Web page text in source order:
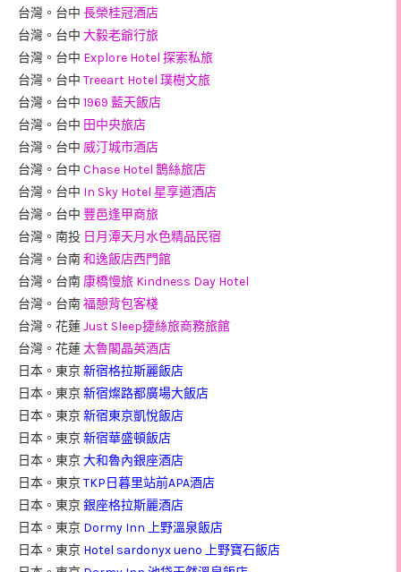
台灣。台中 長榮桂冠酒店
台灣。台中 大毅老爺行旅
台灣。台中 Explore Hotel 探索私旅
台灣。台中 Treeart Hotel 璞樹文旅
台灣。台中 1969 藍天飯店
台灣。台中 田中央旅店
台灣。台中 威汀城市酒店
台灣。台中 Chase Hotel 鵲絲旅店
台灣。台中 In Sky Hotel 星享道酒店
台灣。台中 豐邑逢甲商旅
台灣。南投 日月潭天月水色精品民宿
台灣。台南和逸飯店西門館
台灣。台南 康橋慢旅 Kindness Day Hotel
台灣。台南福憩背包客棧
台灣。花蓮Just Sleep捷絲旅商務旅館
台灣。花蓮太魯閣晶英酒店
日本。東京新宿格拉斯麗飯店
日本。東京新宿燦路都廣場大飯店
日本。東京新宿東京凱悅飯店
日本。東京新宿華盛頓飯店
日本。東京大和魯內銀座酒店
日本。東京TKP日暮里站前APA酒店
日本。東京銀座格拉斯麗酒店
日本。東京 Dormy Inn 上野溫泉飯店
日本。東京 Hotel sardonyx ueno 上野寶石飯店